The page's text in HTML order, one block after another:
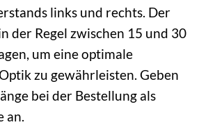
links und rechts. Der
der Regel zwischen 15 und 30
um eine optimale
zu gewährleisten. Geben
bei der Bestellung als
an.